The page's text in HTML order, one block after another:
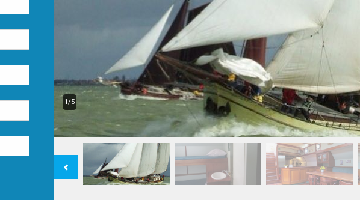
1/5